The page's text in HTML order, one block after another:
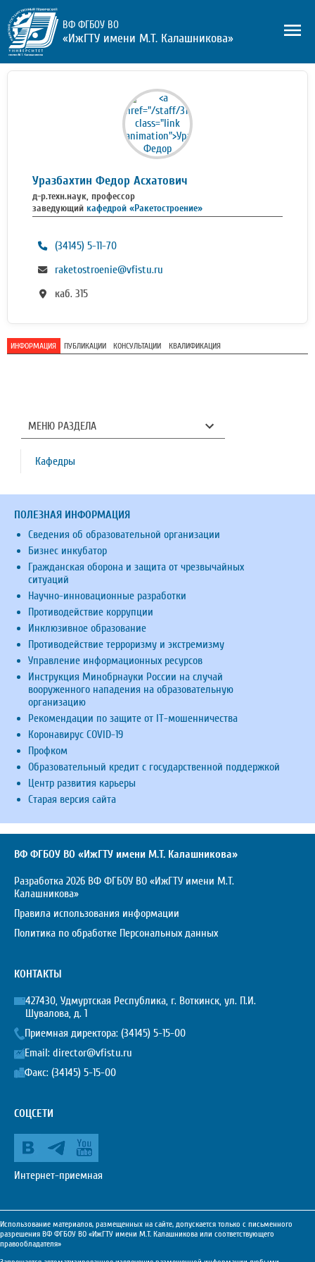
ВФ ФГБОУ ВО
«ИжГТУ имени М.Т. Калашникова»
Уразбахтин Федор Асхатович
д-р.техн.наук, профессор
заведующий кафедрой «Ракетостроение»
(34145) 5-11-70
raketostroenie@vfistu.ru
каб. 315
ИНФОРМАЦИЯ ПУБЛИКАЦИИ КОНСУЛЬТАЦИИ КВАЛИФИКАЦИЯ
МЕНЮ РАЗДЕЛА
Кафедры
ПОЛЕЗНАЯ ИНФОРМАЦИЯ
Сведения об образовательной организации
Бизнес инкубатор
Гражданская оборона и защита от чрезвычайных
ситуаций
Научно-инновационные разработки
Противодействие коррупции
Инклюзивное образование
Противодействие терроризму и экстремизму
Управление информационных ресурсов
Инструкция Минобрнауки России на случай
вооруженного нападения на образовательную
организацию
Рекомендации по защите от IT-мошенничества
Коронавирус COVID-19
Профком
Образовательный кредит с государственной поддержкой
Центр развития карьеры
Старая версия сайта
ВФ ФГБОУ ВО «ИжГТУ имени М.Т. Калашникова»
Разработка 2026 ВФ ФГБОУ ВО «ИжГТУ имени М.Т.
Калашникова»
Правила использования информации
Политика по обработке Персональных данных
КОНТАКТЫ
427430, Удмуртская Республика, г. Воткинск, ул. П.И.
Шувалова, д. 1
Приемная директора: (34145) 5-15-00
Email: director@vfistu.ru
Факс: (34145) 5-15-00
СОЦСЕТИ
Интернет-приемная
Использование материалов, размещенных на сайте, допускается только с письменного
разрешения ВФ ФГБОУ ВО «ИжГТУ имени М.Т. Калашникова или соответствующего
правообладателя»